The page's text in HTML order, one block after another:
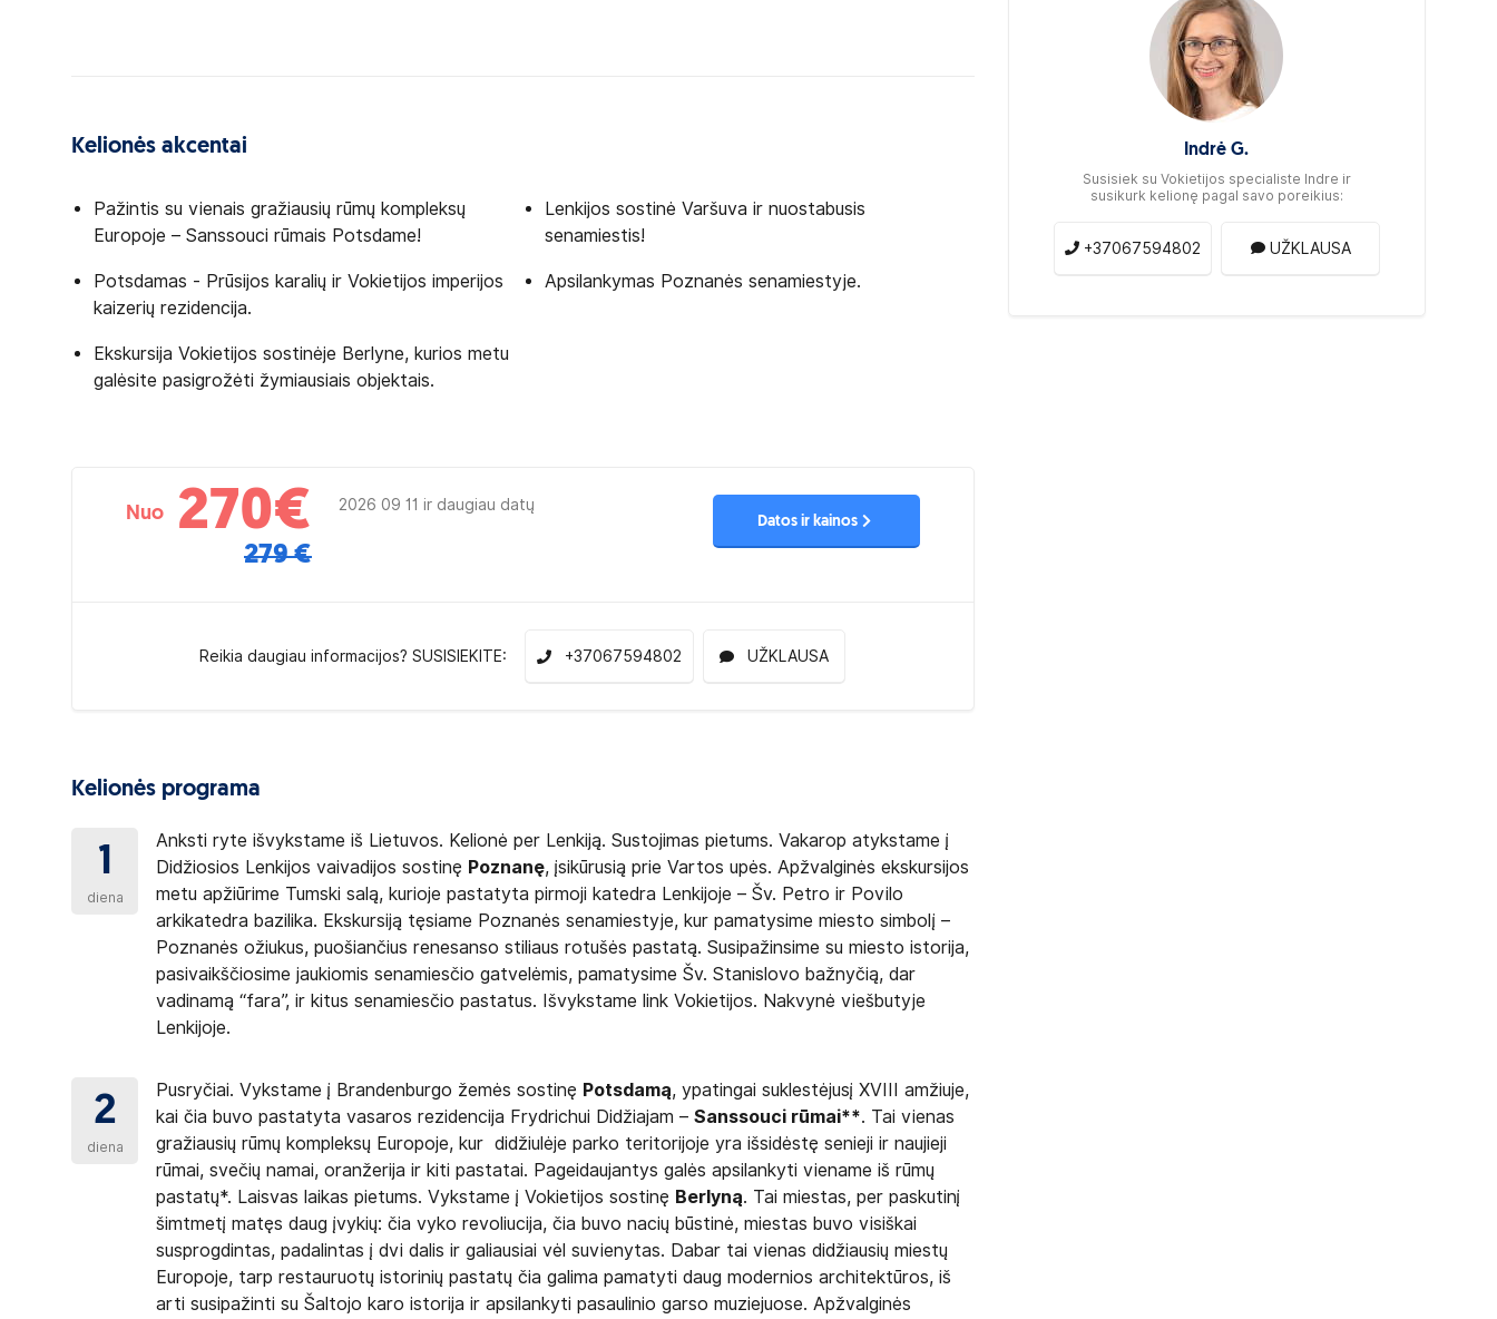
Kelionės akcentai
Pažintis su vienais gražiausių rūmų kompleksų
Europoje – Sanssouci rūmais Potsdame!
Potsdamas - Prūsijos karalių ir Vokietijos imperijos
kaizerių rezidencija.
Ekskursija Vokietijos sostinėje Berlyne, kurios metu
galėsite pasigrožėti žymiausiais objektais.
Lenkijos sostinė Varšuva ir nuostabusis
senamiestis!
Apsilankymas Poznanės senamiestyje.
Nuo 270€
279 €
2026 09 11 ir daugiau datų
Datos ir kainos
Reikia daugiau informacijos? SUSISIEKITE: +37067594802 UŽKLAUSA
Kelionės programa
1
diena
Anksti ryte išvykstame iš Lietuvos. Kelionė per Lenkiją. Sustojimas pietums. Vakarop atykstame į
Didžiosios Lenkijos vaivadijos sostinę Poznanę, įsikūrusią prie Vartos upės. Apžvalginės ekskursijos
metu apžiūrime Tumski salą, kurioje pastatyta pirmoji katedra Lenkijoje – Šv. Petro ir Povilo
arkikatedra bazilika. Ekskursiją tęsiame Poznanės senamiestyje, kur pamatysime miesto simbolį –
Poznanės ožiukus, puošiančius renesanso stiliaus rotušės pastatą. Susipažinsime su miesto istorija,
pasivaikščiosime jaukiomis senamiesčio gatvelėmis, pamatysime Šv. Stanislovo bažnyčią, dar
vadinamą “fara”, ir kitus senamiesčio pastatus. Išvykstame link Vokietijos. Nakvynė viešbutyje
Lenkijoje.
2
diena
Pusryčiai. Vykstame į Brandenburgo žemės sostinę Potsdamą, ypatingai suklestėjusį XVIII amžiuje,
kai čia buvo pastatyta vasaros rezidencija Frydrichui Didžiajam –Sanssouci rūmai**. Tai vienas
gražiausių rūmų kompleksų Europoje, kur didžiulėje parko teritorijoje yra išsidėstę senieji ir naujieji
rūmai, svečių namai, oranžerija ir kiti pastatai. Pageidaujantys galės apsilankyti viename iš rūmų
pastatų*. Laisvas laikas pietums. Vykstame į Vokietijos sostinę Berlyną. Tai miestas, per paskutinį
šimtmetį matęs daug įvykių: čia vyko revoliucija, čia buvo nacių būstinė, miestas buvo visiškai
susprogdintas, padalintas į dvi dalis ir galiausiai vėl suvienytas. Dabar tai vienas didžiausių miestų
Europoje, tarp restauruotų istorinių pastatų čia galima pamatyti daug modernios architektūros, iš
arti susipažinti su Šaltojo karo istorija ir apsilankyti pasaulinio garso muziejuose. Apžvalginės
Indrė G.
Susisiek su Vokietijos specialiste Indre ir
susikurk kelionę pagal savo poreikius:
+37067594802 UŽKLAUSA